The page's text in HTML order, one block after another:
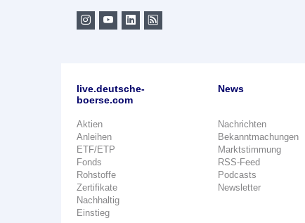
live.deutsche-
boerse.com
Aktien
Anleihen
ETF/ETP
Fonds
Rohstoffe
Zertifikate
Nachhaltig
Einstieg
News
Nachrichten
Bekanntmachungen
Marktstimmung
RSS-Feed
Podcasts
Newsletter